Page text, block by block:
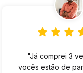
"Já comprei 3
vocês estão de